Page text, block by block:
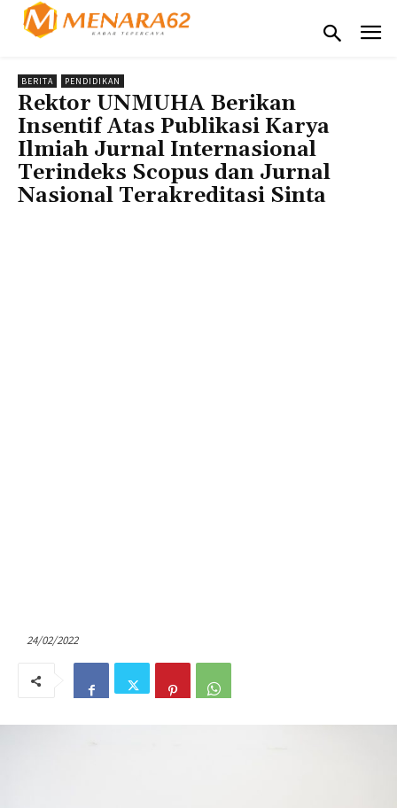
BERITA PENDIDIKAN
Rektor UNMUHA Berikan
Insentif Atas Publikasi Karya
Ilmiah Jurnal Internasional
Terindeks Scopus dan Jurnal
Nasional Terakreditasi Sinta
24/02/2022